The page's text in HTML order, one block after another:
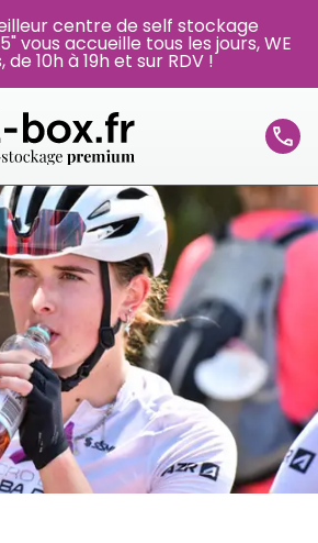
centre de self stockage
vous accueille tous les jours, WE
10h à 19h et sur RDV !